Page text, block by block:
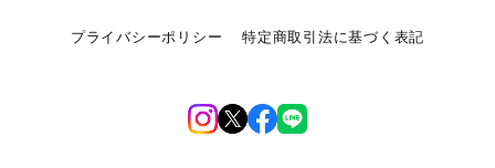
プライバシーポリシー 特定商取引法に基づく表記